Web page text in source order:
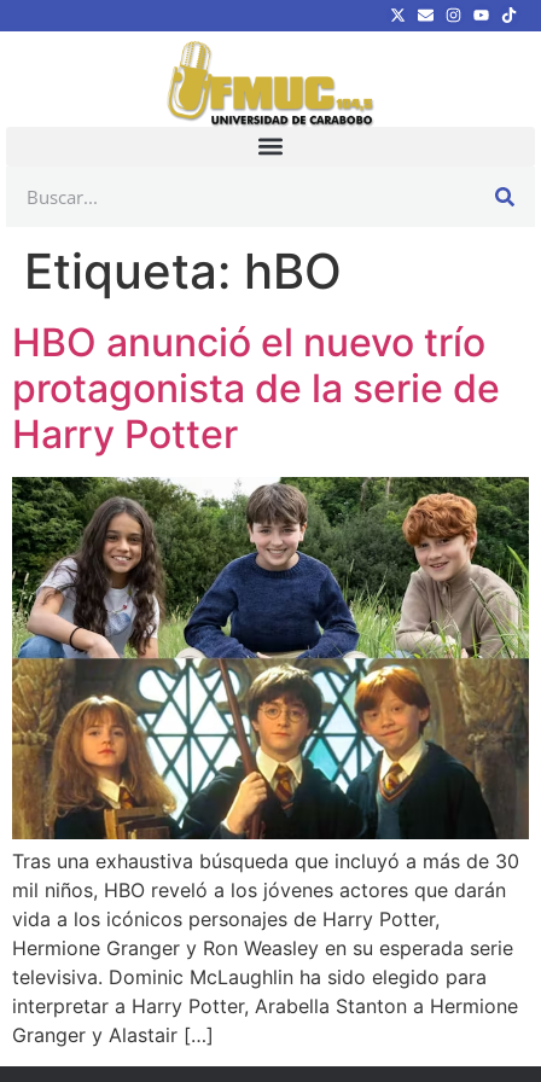
Etiqueta: hBO
HBO anunció el nuevo trío
protagonista de la serie de
Harry Potter
Tras una exhaustiva búsqueda que incluyó a más de 30
mil niños, HBO reveló a los jóvenes actores que darán
vida a los icónicos personajes de Harry Potter,
Hermione Granger y Ron Weasley en su esperada serie
televisiva. Dominic McLaughlin ha sido elegido para
interpretar a Harry Potter, Arabella Stanton a Hermione
Granger y Alastair […]